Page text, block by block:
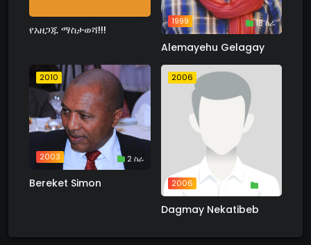
የአዘጋጁ ማስታወሻ!!!
1999 18 ስራ
Alemayehu Gelagay
2010
2003 2 ስራ
Bereket Simon
2006
2006
Dagmay Nekatibeb